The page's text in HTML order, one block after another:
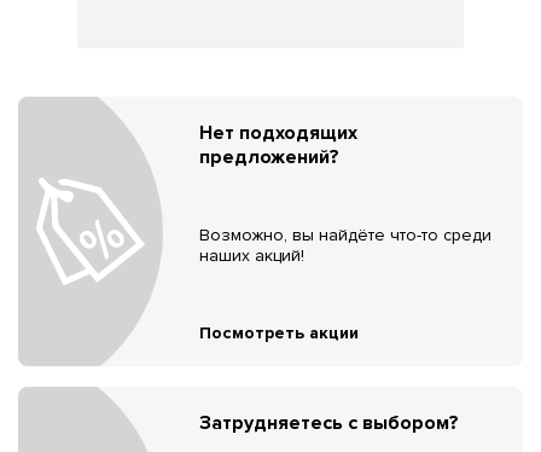
Нет подходящих
предложений?
Возможно, вы найдёте что-то среди
наших акций!
Посмотреть акции
Затрудняетесь с выбором?